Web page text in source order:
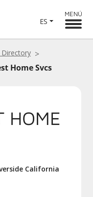
ES
MENÚ
Directory
Home Svcs
HOME
California